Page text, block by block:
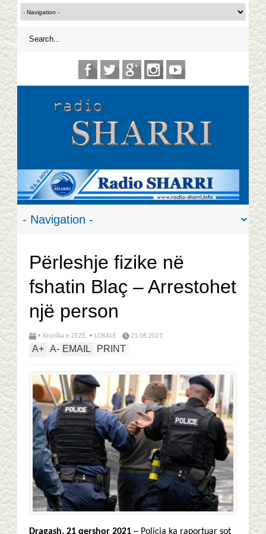
Përleshje fizike në
fshatin Blaç – Arrestohet
një person
• Kronika e ZEZË, • LOKALE 21.06.2021
A+ A- EMAIL PRINT
Dragash, 21 qershor 2021 ─ Policia ka raportuar sot